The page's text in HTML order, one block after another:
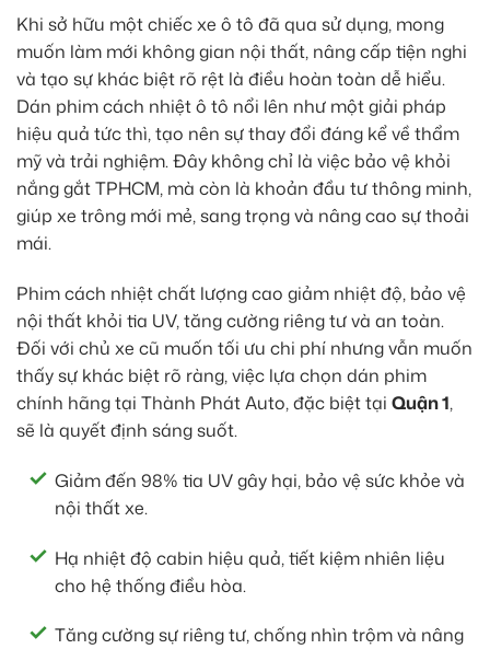
Khi sở hữu một chiếc xe ô tô đã qua sử dụng, mong
muốn làm mới không gian nội thất, nâng cấp tiện nghi
và tạo sự khác biệt rõ rệt là điều hoàn toàn dễ hiểu.
Dán phim cách nhiệt ô tô nổi lên như một giải pháp
hiệu quả tức thì, tạo nên sự thay đổi đáng kể về thẩm
mỹ và trải nghiệm. Đây không chỉ là việc bảo vệ khỏi
nắng gắt TPHCM, mà còn là khoản đầu tư thông minh,
giúp xe trông mới mẻ, sang trọng và nâng cao sự thoải
mái.
Phim cách nhiệt chất lượng cao giảm nhiệt độ, bảo vệ
nội thất khỏi tia UV, tăng cường riêng tư và an toàn.
Đối với chủ xe cũ muốn tối ưu chi phí nhưng vẫn muốn
thấy sự khác biệt rõ ràng, việc lựa chọn dán phim
chính hãng tại Thành Phát Auto, đặc biệt tại Quận 1,
sẽ là quyết định sáng suốt.
Giảm đến 98% tia UV gây hại, bảo vệ sức khỏe và
nội thất xe.
Hạ nhiệt độ cabin hiệu quả, tiết kiệm nhiên liệu
cho hệ thống điều hòa.
Tăng cường sự riêng tư, chống nhìn trộm và nâng